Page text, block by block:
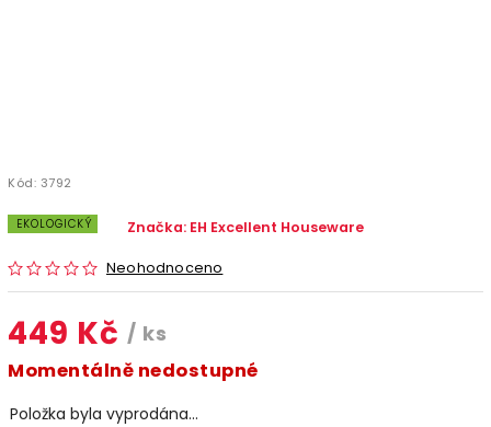
Kód: 3792
EKOLOGICKÝ
Neohodnoceno
Značka: EH Excellent Houseware
449 Kč / ks
Momentálně nedostupné
Položka byla vyprodána…